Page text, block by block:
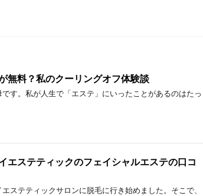
無料？私のクーリングオフ体験談
す。私が人生で「エステ」にいったことがあるのはたっ
エステティックのフェイシャルエステの口コ
ステティックサロンに脱毛に行き始めました。そこで、